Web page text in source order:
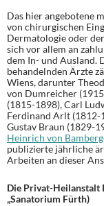
Das hier angebotene
von chirurgischen
Dermatologie oder
sich vor allem an
dem In- und Ausland.
behandelnden Ärzte
Wiens, darunter
von Dumreicher
(1815-1898), Carl
Ferdinand Arlt (1812-
Gustav Braun (1829-
Heinrich von
publizierte jährliche
Arbeiten an dieser
Die Privat-Heilanstalt
„Sanatorium Fürth)